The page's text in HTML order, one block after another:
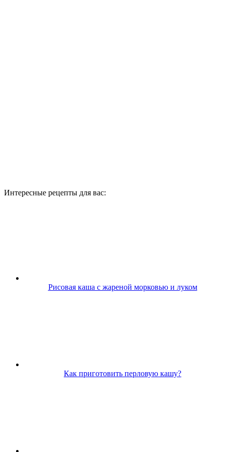
Интересные рецепты для вас:
Рисовая каша с жареной морковью и луком
Как приготовить перловую кашу?